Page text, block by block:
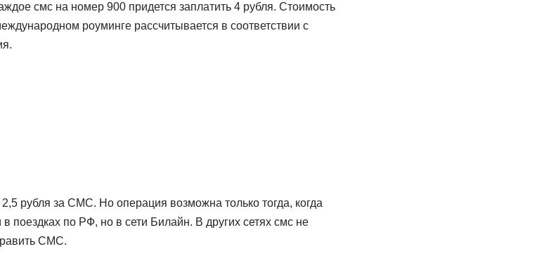
смс на номер 900 придется заплатить 4 рубля. Стоимость
роуминге рассчитывается в соответствии с
рубля за СМС. Но операция возможна только тогда, когда
поездках по РФ, но в сети Билайн. В других сетях смс не
СМС.